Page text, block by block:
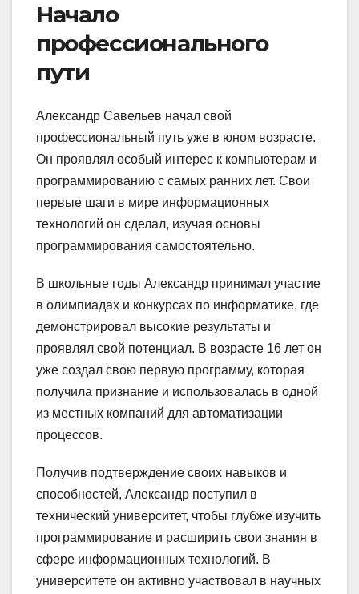
Начало
профессионального
пути
Александр Савельев начал свой
профессиональный путь уже в юном возрасте.
Он проявлял особый интерес к компьютерам и
программированию с самых ранних лет. Свои
первые шаги в мире информационных
технологий он сделал, изучая основы
программирования самостоятельно.
В школьные годы Александр принимал участие
в олимпиадах и конкурсах по информатике, где
демонстрировал высокие результаты и
проявлял свой потенциал. В возрасте 16 лет он
уже создал свою первую программу, которая
получила признание и использовалась в одной
из местных компаний для автоматизации
процессов.
Получив подтверждение своих навыков и
способностей, Александр поступил в
технический университет, чтобы глубже изучить
программирование и расширить свои знания в
сфере информационных технологий. В
университете он активно участвовал в научных